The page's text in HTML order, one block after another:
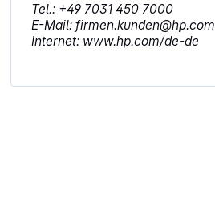
Tel.: +49 7031 450 7000
E-Mail: firmen.kunden@hp.com
Internet: www.hp.com/de-de